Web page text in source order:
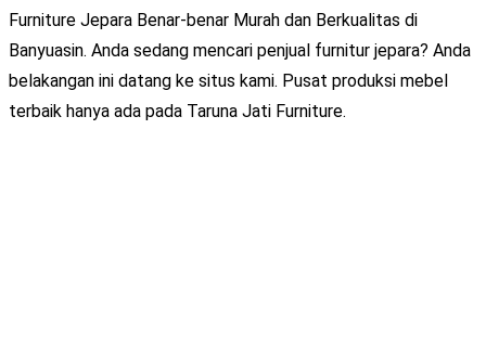
Furniture Jepara Benar-benar Murah dan Berkualitas di
Banyuasin. Anda sedang mencari penjual furnitur jepara? Anda
belakangan ini datang ke situs kami. Pusat produksi mebel
terbaik hanya ada pada Taruna Jati Furniture.